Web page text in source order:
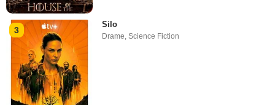
3
Silo
Drame,Science Fiction